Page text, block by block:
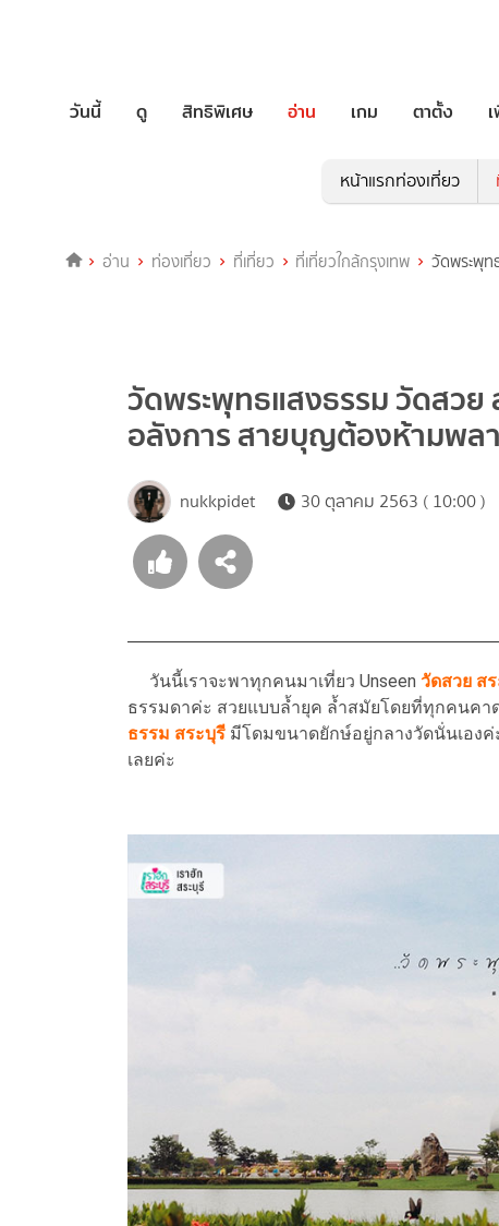
วันนี้ ดู สิทธิพิเศษ อ่าน เกม ตาตั้ง
หน้าแรกท่องเที่ยว
อ่าน ท่องเที่ยว ที่เที่ยว ที่เที่ยวใกล้กรุงเทพ วัดพระพุท
วัดพระพุทธแสงธรรม วัดสวย
อลังการ สายบุญต้องห้ามพล
nukkpidet 30 ตุลาคม 2563 ( 10:00 )
วันนี้เราจะพาทุกคนมาเที่ยว Unseen วัดสวย ส
ธรรมดาค่ะ สวยแบบล้ำยุค ล้ำสมัยโดยที่ทุกคนคา
ธรรม สระบุรี มีโดมขนาดยักษ์อยู่กลางวัดนั่นเองค่
เลยค่ะ